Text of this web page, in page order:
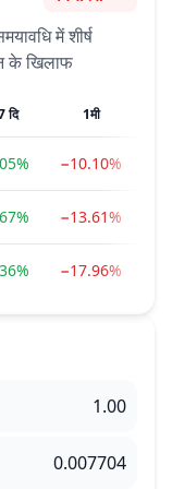
में शीर्ष
के खिलाफ
दि 1मी
−10.10%
−13.61%
−17.96%